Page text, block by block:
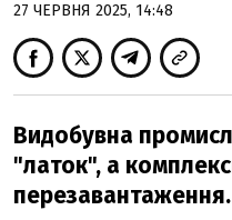
27 ЧЕРВНЯ 2025, 14:48
Видобувна
"латок", а
перезавантаження.